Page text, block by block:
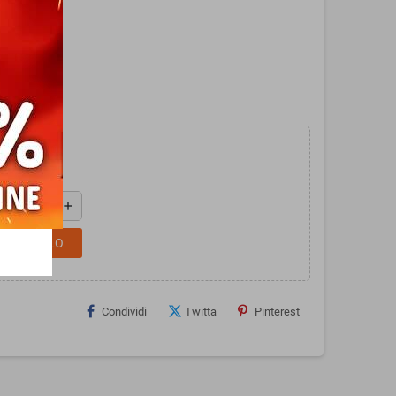
add
CARRELLO
Condividi Twitta Pinterest